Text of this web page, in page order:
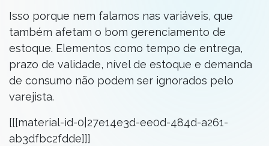
Isso porque nem falamos nas variáveis, que
também afetam o bom gerenciamento de
estoque. Elementos como tempo de entrega,
prazo de validade, nível de estoque e demanda
de consumo não podem ser ignorados pelo
varejista.
[[[material-id-0|27e14e3d-ee0d-484d-a261-
ab3dfbc2fdde]]]